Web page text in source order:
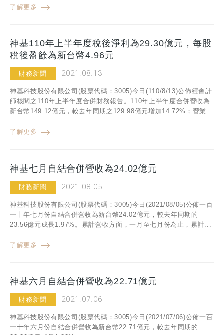
了解更多
神基110年上半年度稅後淨利為29.30億元，每股
稅後盈餘為新台幣4.96元
財務新聞 2021.08.13
神基科技股份有限公司(股票代碼：3005)今日(110/8/13)公佈經會計
師核閱之110年上半年度合併財務報告。110年上半年度合併營收為
新台幣149.12億元，較去年同期之129.98億元增加14.72%；營業...
了解更多
神基七月自結合併營收為24.02億元
財務新聞 2021.08.05
神基科技股份有限公司(股票代碼：3005)今日(2021/08/05)公佈一百
一十年七月份自結合併營收為新台幣24.02億元，較去年同期的
23.56億元成長1.97%。累計營收方面，一月至七月份為止，累計...
了解更多
神基六月自結合併營收為22.71億元
財務新聞 2021.07.06
神基科技股份有限公司(股票代碼：3005)今日(2021/07/06)公佈一百
一十年六月份自結合併營收為新台幣22.71億元，較去年同期的